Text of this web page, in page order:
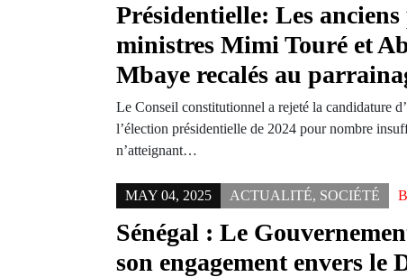
Présidentielle: Les
ministres Mimi Touré et
Mbaye recalés au
Le Conseil constitutionnel a rejeté la candidature
l’élection présidentielle de 2024 pour nombre
n’atteignant…
MAY 04, 2025 ACTUALITÉ, SOCIÉTÉ
Sénégal : Le
son engagement envers le